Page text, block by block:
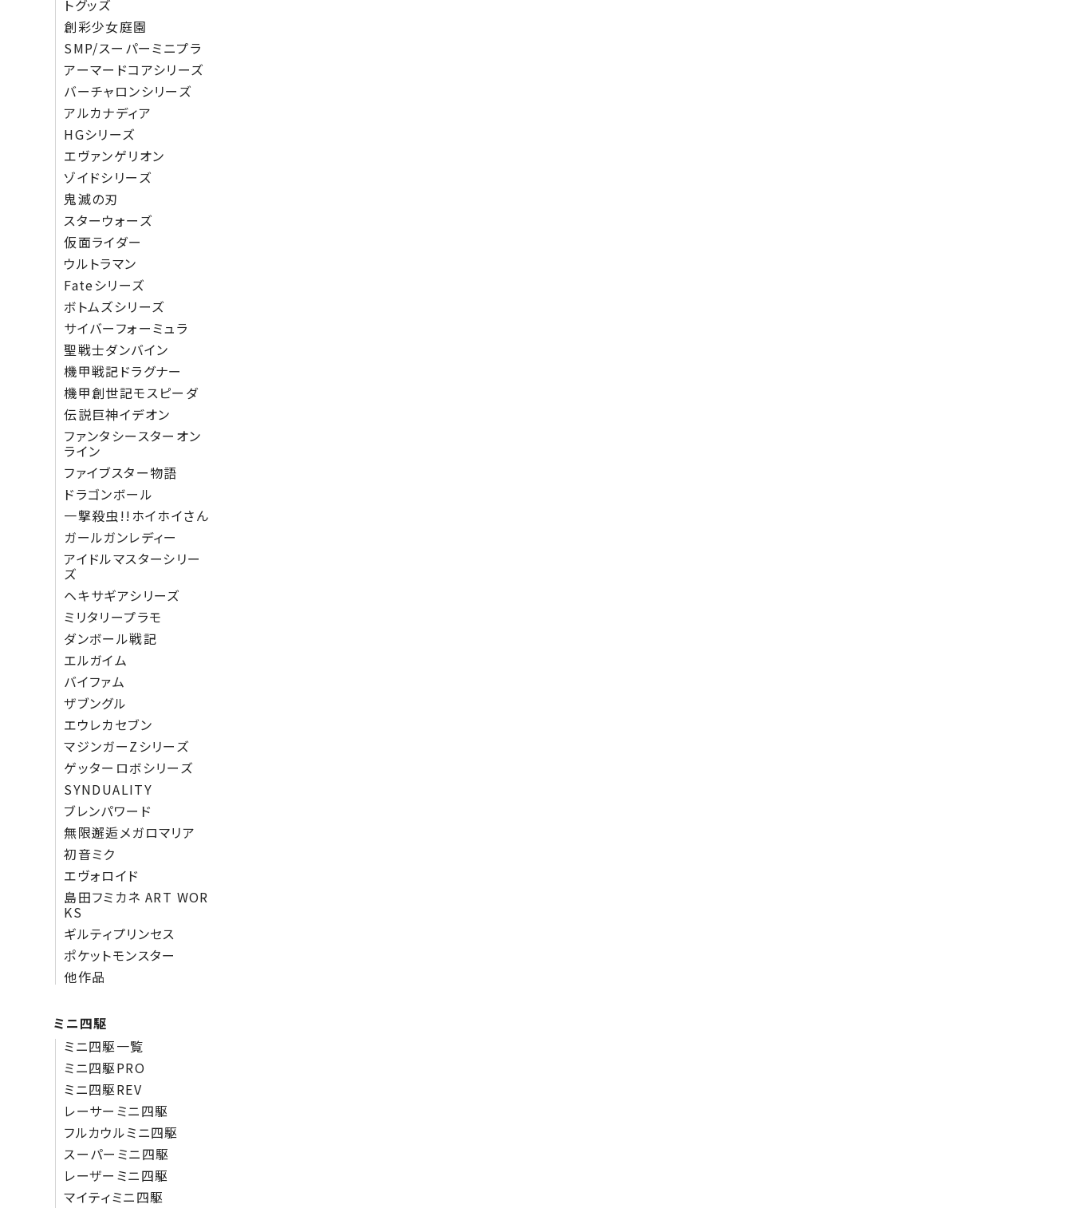
トグッズ
創彩少女庭園
SMP/スーパーミニプラ
アーマードコアシリーズ
バーチャロンシリーズ
アルカナディア
HGシリーズ
エヴァンゲリオン
ゾイドシリーズ
鬼滅の刃
スターウォーズ
仮面ライダー
ウルトラマン
Fateシリーズ
ボトムズシリーズ
サイバーフォーミュラ
聖戦士ダンバイン
機甲戦記ドラグナー
機甲創世記モスピーダ
伝説巨神イデオン
ファンタシースターオン
ライン
ファイブスター物語
ドラゴンボール
一撃殺虫!!ホイホイさん
ガールガンレディー
アイドルマスターシリー
ズ
ヘキサギアシリーズ
ミリタリープラモ
ダンボール戦記
エルガイム
バイファム
ザブングル
エウレカセブン
マジンガーZシリーズ
ゲッターロボシリーズ
SYNDUALITY
ブレンパワード
無限邂逅メガロマリア
初音ミク
エヴォロイド
島田フミカネ ART WOR
KS
ギルティプリンセス
ポケットモンスター
他作品
ミニ四駆
ミニ四駆一覧
ミニ四駆PRO
ミニ四駆REV
レーサーミニ四駆
フルカウルミニ四駆
スーパーミニ四駆
レーザーミニ四駆
マイティミニ四駆